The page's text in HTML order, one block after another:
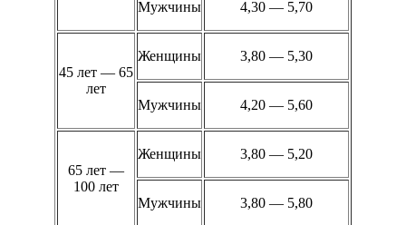
Мужчины 4,30 — 5,70
45 лет — 65
лет
Женщины 3,80 — 5,30
Мужчины 4,20 — 5,60
65 лет —
100 лет
Женщины 3,80 — 5,20
Мужчины 3,80 — 5,80